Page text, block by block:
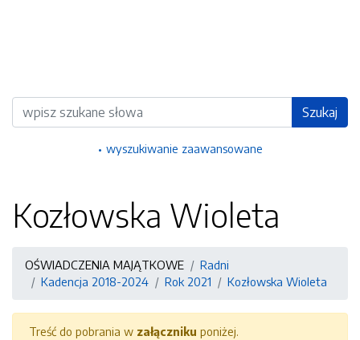
Wyszukiwarka Szukaj
wyszukiwanie zaawansowane
Kozłowska Wioleta
OŚWIADCZENIA MAJĄTKOWE
Radni
Kadencja 2018-2024
Rok 2021 Kozłowska Wioleta
Treść do pobrania w załączniku poniżej.